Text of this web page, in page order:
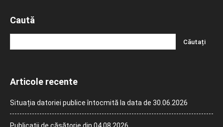
Caută
Articole recente
Situația datoriei publice întocmită la data de 30.06.2026
Publicații de căsătorie din 04.08.2026